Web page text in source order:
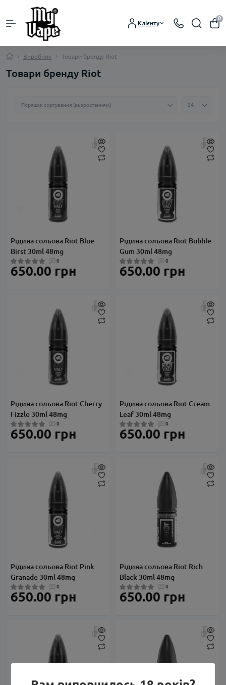
Клієнту
0
Виробник Товари бренду Riot
Товари бренду Riot
Рідина сольова Riot Blue
Birst 30ml 48mg
0
650.00 грн
Рідина сольова Riot Bubble
Gum 30ml 48mg
0
650.00 грн
Рідина сольова Riot Cherry
Fizzle 30ml 48mg
0
650.00 грн
Рідина сольова Riot Cream
Leaf 30ml 48mg
0
650.00 грн
Рідина сольова Riot Pink
Granade 30ml 48mg
0
650.00 грн
Рідина сольова Riot Rich
Black 30ml 48mg
0
650.00 грн